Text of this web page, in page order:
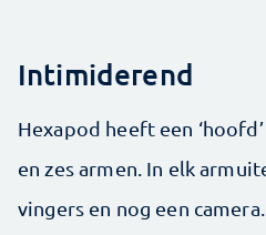
Intimiderend
Hexapod heeft een
en zes armen. In elk
vingers en nog een